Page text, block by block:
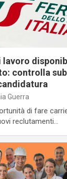
controlla
Guerra
di fare
reclutamenti…